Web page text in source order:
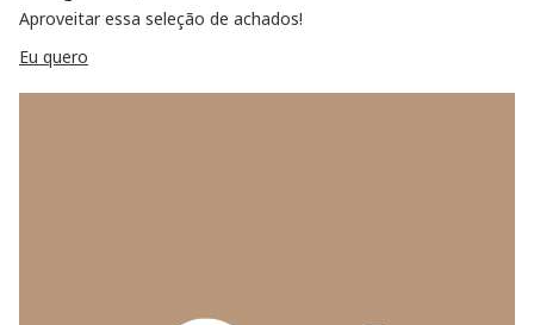
Aproveitar essa seleção de achados!
Eu quero